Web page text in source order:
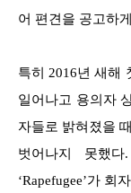
어 편견을 공고하
특히 2016년 새해
일어나고 용의자
자들로 밝혀졌을
벗어나지 못했다
‘Rapefugee’가 회